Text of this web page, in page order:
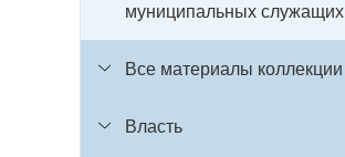
муниципальных служащих
Все материалы коллекции
Власть